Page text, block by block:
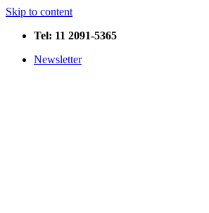
Skip to content
Tel: 11 2091-5365
Newsletter